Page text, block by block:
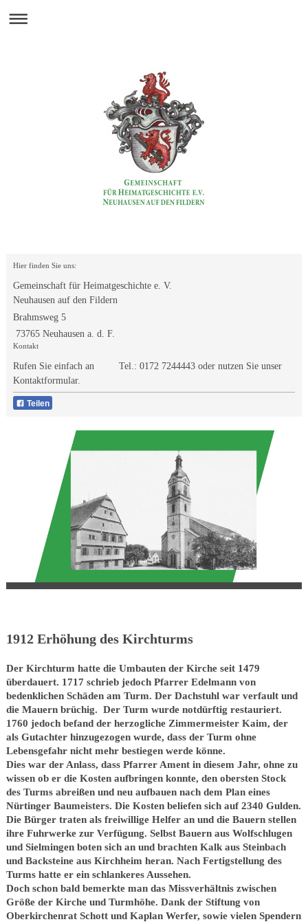
Hier finden Sie uns:
Gemeinschaft für Heimatgeschichte e. V.
Neuhausen auf den Fildern
Brahmsweg 5
73765 Neuhausen a. d. F.
Kontakt
Rufen Sie einfach an Tel.: 0172 7244443oder nutzen Sie unser
Kontaktformular.
Teilen
1912 Erhöhung des Kirchturms
Der Kirchturm hatte die Umbauten der Kirche seit 1479
überdauert. 1717 schrieb jedoch Pfarrer Edelmann von
bedenklichen Schäden am Turm. Der Dachstuhl war verfault und
die Mauern brüchig. Der Turm wurde notdürftig restauriert.
1760 jedoch befand der herzogliche Zimmermeister Kaim, der
als Gutachter hinzugezogen wurde, dass der Turm ohne
Lebensgefahr nicht mehr bestiegen werde könne.
Dies war der Anlass, dass Pfarrer Ament in diesem Jahr, ohne zu
wissen ob er die Kosten aufbringen konnte, den obersten Stock
des Turms abreißen und neu aufbauen nach dem Plan eines
Nürtinger Baumeisters. Die Kosten beliefen sich auf 2340 Gulden.
Die Bürger traten als freiwillige Helfer an und die Bauern stellen
ihre Fuhrwerke zur Verfügung. Selbst Bauern aus Wolfschlugen
und Sielmingen boten sich an und brachten Kalk aus Steinbach
und Backsteine aus Kirchheim heran. Nach Fertigstellung des
Turms hatte er ein schlankeres Aussehen.
Doch schon bald bemerkte man das Missverhältnis zwischen
Größe der Kirche und Turmhöhe. Dank der Stiftung von
Oberkirchenrat Schott und Kaplan Werfer, sowie vielen Spendern